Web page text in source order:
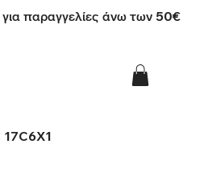
παραγγελίες άνω των 50€